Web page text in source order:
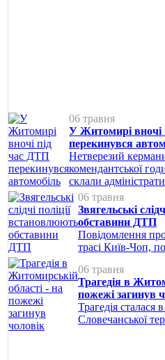
06 травня
У Житомирі вночі
перекинувся
Нетверезий
комендантської
склали
06 травня
Звягельські
обставини ДТП
Повідомлення
трасі Київ-Чоп,
06 травня
Трагедія в
пожежі загинув
Трагедія сталася
Словечанської